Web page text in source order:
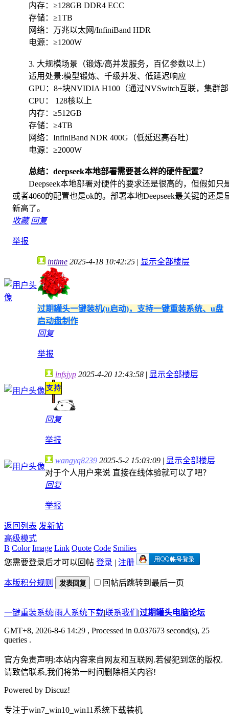
内存：≥128GB DDR4 ECC
存储：≥1TB
网络：万兆以太网/InfiniBand HDR
电源：≥1200W
3. 大规模场景（锻炼/高并发服务，百亿参数以上）
适用处景:模型锻炼、千级并发、低延迟响应
GPU：8+块NVIDIA H100（通过NVSwitch互联，集群
CPU： 128核以上
内存：≥512GB
存储：≥4TB
网络：InfiniBand NDR 400G（低延迟高吞吐）
电源：≥2000W
总结：deepseek本地部署需要甚么样的硬件配置？
Deepseek本地部署对硬件的要求还是很高的，但假如只
或者4060的配置也是ok的。部署本地Deepseek最关键的还
新高了。
收藏 回复
举报
intime 2025-4-18 10:42:25 | 显示全部楼层
过期罐头一键装机(u启动)，支持一键重装系统、u盘
启动盘制作
回复
举报
lnfsjyp 2025-4-20 12:43:58 | 显示全部楼层
回复
举报
wangyq8239 2025-5-2 15:03:09 | 显示全部楼层
对于个人用户来说 直接在线体验就可以了吧？
回复
举报
返回列表 发新帖
高级模式
B Color Image Link Quote Code Smilies
您需要登录后才可以回帖 登录 | 注册
本版积分规则 发表回复 回帖后跳转到最后一页
一键重装系统|雨人系统下载|联系我们 |过期罐头电脑论坛
GMT+8, 2026-8-6 14:29 , Processed in 0.037673 second(s), 25
queries .
官方免责声明:本站内容来自网友和互联网.若侵犯到您的版权.
请致信联系,我们将第一时间删除相关内容!
Powered by Discuz!
专注于win7_win10_win11系统下载装机